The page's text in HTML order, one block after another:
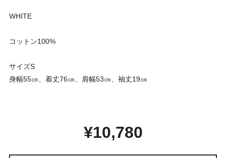
WHITE
コットン100%
サイズS
身幅55㎝、着丈76㎝、肩幅53㎝、袖丈19㎝
¥10,780